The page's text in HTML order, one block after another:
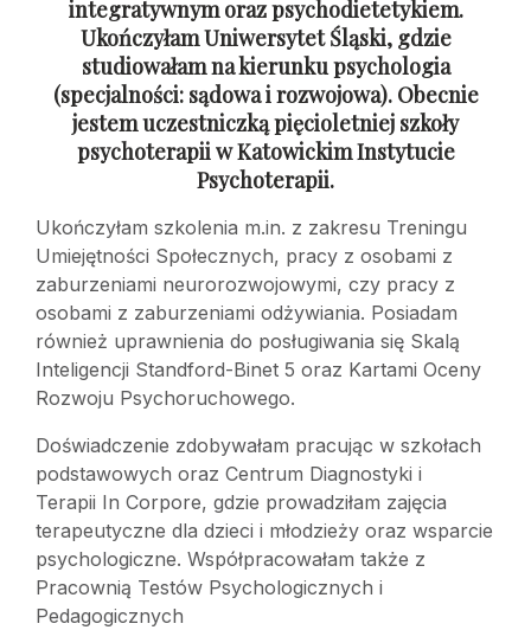
integratywnym oraz psychodietetykiem.
Ukończyłam Uniwersytet Śląski, gdzie
studiowałam na kierunku psychologia
(specjalności: sądowai rozwojowa). Obecnie
jestem uczestniczką pięcioletniej szkoły
psychoterapiiw Katowickim Instytucie
Psychoterapii.
Ukończyłam szkolenia m.in. z zakresu Treningu
Umiejętności Społecznych, pracy z osobami z
zaburzeniami neurorozwojowymi, czy pracy z
osobami z zaburzeniami odżywiania. Posiadam
również uprawnienia do posługiwania się Skalą
Inteligencji Standford-Binet 5 oraz Kartami Oceny
Rozwoju Psychoruchowego.
Doświadczenie zdobywałam pracując w szkołach
podstawowych oraz Centrum Diagnostyki i
Terapii In Corpore, gdzie prowadziłam zajęcia
terapeutyczne dla dzieci i młodzieży oraz wsparcie
psychologiczne. Współpracowałam także z
Pracownią Testów Psychologicznych i
Pedagogicznych